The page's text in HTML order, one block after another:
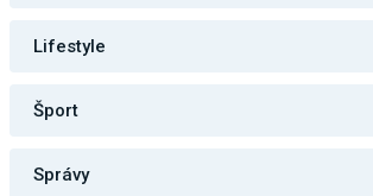
Lifestyle
Šport
Správy